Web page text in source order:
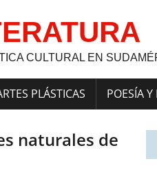
CULTURAL EN
PLÁSTICAS POESÍA
naturales de